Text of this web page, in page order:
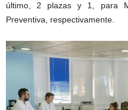
último, 2 plazas y 1, para
Preventiva, respectivamente.